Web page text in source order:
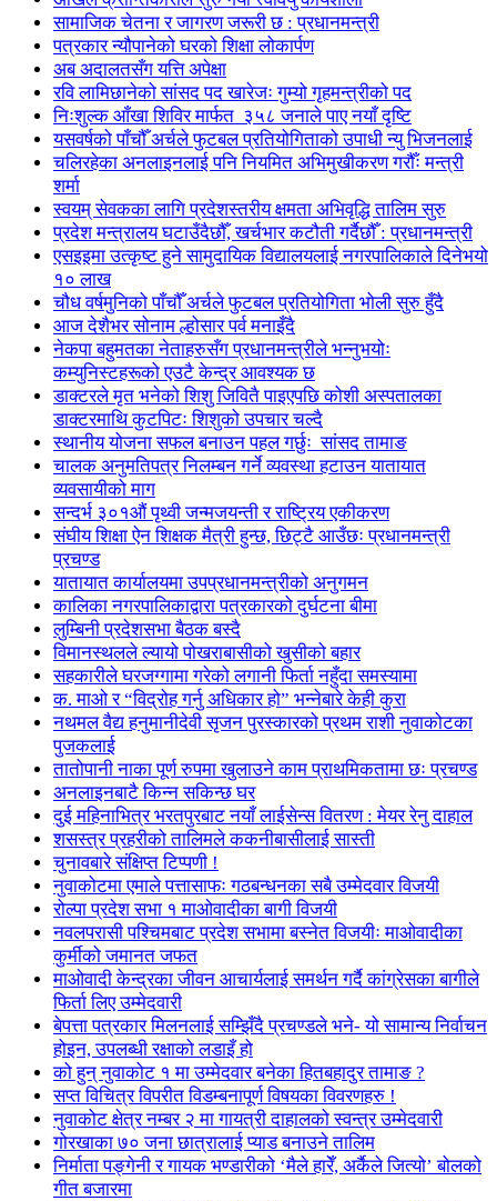
सामाजिक चेतना र जागरण जरूरी छ : प्रधानमन्त्री
पत्रकार न्यौपानेको घरको शिक्षा लोकार्पण
अब अदालतसँग यत्ति अपेक्षा
रवि लामिछानेको सांसद पद खारेजः गुम्यो गृहमन्त्रीको पद
निःशुल्क आँखा शिविर मार्फत ३५८ जनाले पाए नयाँ दृष्टि
यसवर्षको पाँचौँ अर्चले फुटबल प्रतियोगिताको उपाधी न्यु भिजनलाई
चलिरहेका अनलाइनलाई पनि नियमित अभिमुखीकरण गरौँः मन्त्री
शर्मा
स्वयम् सेवकका लागि प्रदेशस्तरीय क्षमता अभिवृद्धि तालिम सुरु
प्रदेश मन्त्रालय घटाउँदैछौँ, खर्चभार कटौती गर्दैछौँ : प्रधानमन्त्री
एसइइमा उत्कृष्ट हुने सामुदायिक विद्यालयलाई नगरपालिकाले दिनेभयो
१० लाख
चौध वर्षमुनिको पाँचौँ अर्चले फुटबल प्रतियोगिता भोली सुरु हुँदै
आज देशैभर सोनाम ल्होसार पर्व मनाइँदै
नेकपा बहुमतका नेताहरुसँग प्रधानमन्त्रीले भन्नुभयोः
कम्युनिस्टहरूको एउटै केन्द्र आवश्यक छ
डाक्टरले मृत भनेको शिशु जिवितै पाइएपछि कोशी अस्पतालका
डाक्टरमाथि कुटपिटः शिशुको उपचार चल्दै
स्थानीय योजना सफल बनाउन पहल गर्छुः सांसद तामाङ
चालक अनुमतिपत्र निलम्बन गर्ने व्यवस्था हटाउन यातायात
व्यवसायीको माग
सन्दर्भ ३०१औं पृथ्वी जन्मजयन्ती र राष्ट्रिय एकीकरण
संघीय शिक्षा ऐन शिक्षक मैत्री हुन्छ, छिट्टै आउँछः प्रधानमन्त्री
प्रचण्ड
यातायात कार्यालयमा उपप्रधानमन्त्रीको अनुगमन
कालिका नगरपालिकाद्वारा पत्रकारको दुर्घटना बीमा
लुम्बिनी प्रदेशसभा बैठक बस्दै
विमानस्थलले ल्यायो पोखराबासीको खुसीको बहार
सहकारीले घरजग्गामा गरेको लगानी फिर्ता नहुँदा समस्यामा
क. माओ र “विद्रोह गर्नु अधिकार हो” भन्नेबारे केही कुरा
नथमल वैद्य हनुमानीदेवी सृजन पुरस्कारको प्रथम राशी नुवाकोटका
पुजकलाई
तातोपानी नाका पूर्ण रुपमा खुलाउने काम प्राथमिकतामा छः प्रचण्ड
अनलाइनबाटै किन्न सकिन्छ घर
दुई महिनाभित्र भरतपुरबाट नयाँ लाईसेन्स वितरण : मेयर रेनु दाहाल
शसस्त्र प्रहरीको तालिमले ककनीबासीलाई सास्ती
चुनावबारे संक्षिप्त टिप्पणी !
नुवाकोटमा एमाले पत्तासाफः गठबन्धनका सबै उम्मेदवार विजयी
रोल्पा प्रदेश सभा १ माओवादीका बागी विजयी
नवलपरासी पश्चिमबाट प्रदेश सभामा बस्नेत विजयीः माओवादीका
कुर्मीको जमानत जफत
माओवादी केन्द्रका जीवन आचार्यलाई समर्थन गर्दै कांग्रेसका बागीले
फिर्ता लिए उम्मेदवारी
बेपत्ता पत्रकार मिलनलाई सम्झिँदै प्रचण्डले भने- यो सामान्य निर्वाचन
होइन, उपलब्धी रक्षाको लडाइँ हो
को हुन् नुवाकोट १ मा उम्मेदवार बनेका हितबहादुर तामाङ ?
सप्त विचित्र विपरीत विडम्बनापूर्ण विषयका विवरणहरु !
नुवाकोट क्षेत्र नम्बर २ मा गायत्री दाहालको स्वन्त्र उम्मेदवारी
गोरखाका ७० जना छात्रालाई प्याड बनाउने तालिम
निर्माता पङ्गेनी र गायक भण्डारीको ‘मैले हारेँ, अर्कैले जित्यो’ बोलको
गीत बजारमा